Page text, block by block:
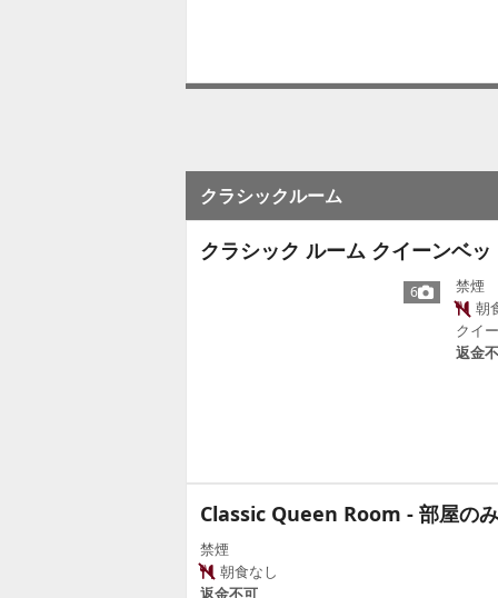
クラシックルーム
クラシック ルーム クイーンベッ
6
禁煙
朝
クイ
返金
Classic Queen Room - 部屋のみ
禁煙
朝食なし
返金不可